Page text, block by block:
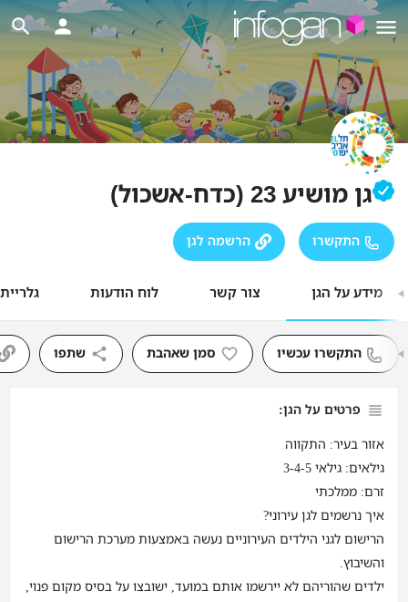
גן מושיע 23 (כדח-אשכול)
התקשרו הרשמה לגן
מידע על הגן צור קשר לוח הודעות
התקשרו עכשיו סמן שאהבת שתפו
פרטים על הגן:
אזור בעיר: התקווה
גילאים: גילאי 3-4-5
זרם: ממלכתי
איך נרשמים לגן עירוני?
הרישום לגני הילדים העירוניים נעשה באמצעות מערכת הרישום
והשיבוץ.
ילדים שהוריהם לא יירשמו אותם במועד, ישובצו על בסיס מקום פנוי,